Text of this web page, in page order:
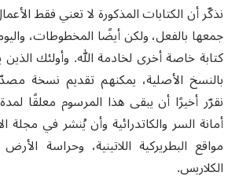
نذكّر أن الكتابات المذكورة لا تعني فقط
جمعها بالفعل، ولكن أيضًا المخطوطات،
كتابة خاصة أخرى لخادمة الله. وأولئك
بالنسخ الأصلية، يمكنهم تقديم نسخة
نقرّر أخيرًا أن يبقى هذا المرسوم معلقًا
أمانة السر والكاتدرائية وأن يُنشر في مجلة
مواقع البطريركية اللاتينية، وحراسة
الكلاريس.